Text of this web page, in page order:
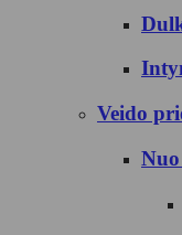
Veido